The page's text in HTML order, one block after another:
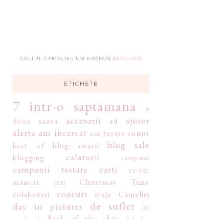
COLTUL CAMELIEI. UN PRODUS BLOGGER
ETICHETE
7 intr-o saptamana
a
doua sansa
accesorii ad
ajutor
alerta am incercat am testat anunt
best of
blog award blog sale
blogging calatorii campanii
campanii testare carti
ce-am
mancat ieri
Christmas Time
colaborari
concurs d-ale Cameliei
day in pictures de suflet
de